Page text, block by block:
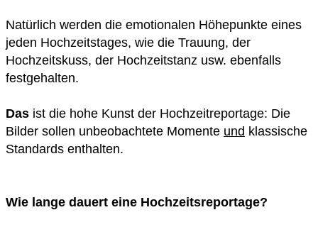
Natürlich werden die emotionalen Höhepunkte eines
jeden Hochzeitstages, wie die Trauung, der
Hochzeitskuss, der Hochzeitstanz usw. ebenfalls
festgehalten.
Das ist die hohe Kunst der Hochzeitreportage: Die
Bilder sollen unbeobachtete Momente und klassische
Standards enthalten.
Wie lange dauert eine Hochzeitsreportage?